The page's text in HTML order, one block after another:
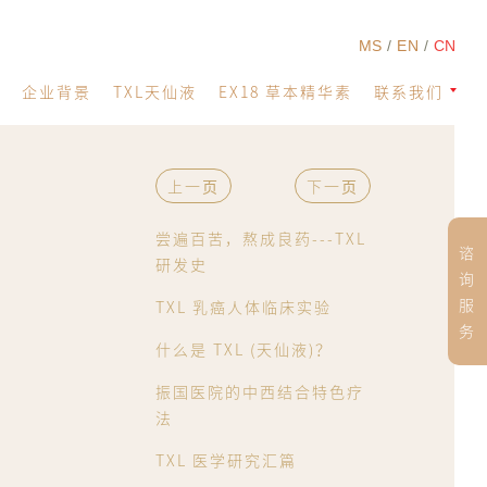
MS EN CN
企业背景 TXL天仙液 EX18 草本精华素 联系我们
谘
询
服
务
上一页 下一页
尝遍百苦，熬成良药---TXL
研发史
TXL 乳癌人体临床实验
什么是 TXL (天仙液)？
振国医院的中西结合特色疗
法
TXL 医学研究汇篇